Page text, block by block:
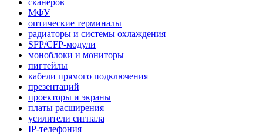
сканеров
МФУ
оптические терминалы
радиаторы и системы охлаждения
SFP/CFP-модули
моноблоки и мониторы
пигтейлы
кабели прямого подключения
презентаций
проекторы и экраны
платы расширения
усилители сигнала
IP-телефония